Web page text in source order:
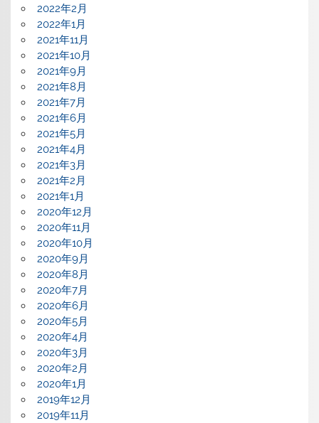
2022年2月
2022年1月
2021年11月
2021年10月
2021年9月
2021年8月
2021年7月
2021年6月
2021年5月
2021年4月
2021年3月
2021年2月
2021年1月
2020年12月
2020年11月
2020年10月
2020年9月
2020年8月
2020年7月
2020年6月
2020年5月
2020年4月
2020年3月
2020年2月
2020年1月
2019年12月
2019年11月